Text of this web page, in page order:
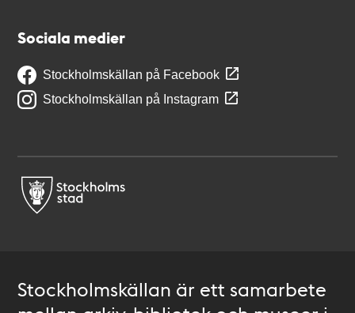
Sociala medier
Stockholmskällan på Facebook
Stockholmskällan på Instagram
Stockholmskällan är ett samarbete